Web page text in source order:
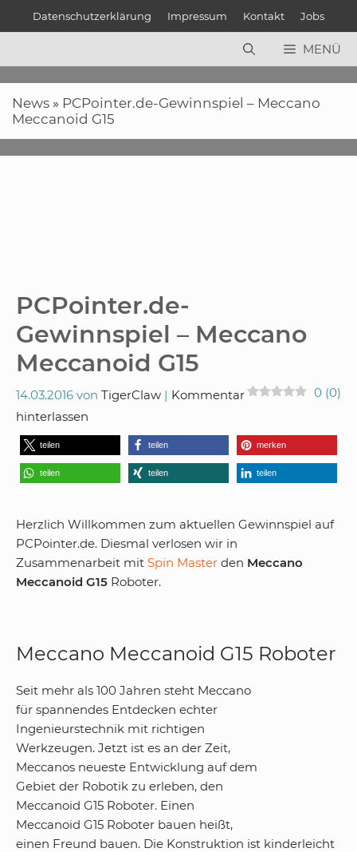
Datenschutzerklärung Impressum Kontakt Jobs
MENÜ
News » PCPointer.de-Gewinnspiel – Meccano
Meccanoid G15
PCPointer.de-
Gewinnspiel – Meccano
Meccanoid G15
14.03.2016 von TigerClaw 0 (0)
Kommentar
hinterlassen
teilen teilen merken
teilen teilen teilen
Herzlich Willkommen zum aktuellen Gewinnspiel auf
PCPointer.de. Diesmal verlosen wir in
Zusammenarbeit mit Spin Master den Meccano
Meccanoid G15 Roboter.
Meccano Meccanoid G15 Roboter
Seit mehr als 100 Jahren steht Meccano
für spannendes Entdecken echter
Ingenieurstechnik mit richtigen
Werkzeugen. Jetzt ist es an der Zeit,
Meccanos neueste Entwicklung auf dem
Gebiet der Robotik zu erleben, den
Meccanoid G15 Roboter. Einen
Meccanoid G15 Roboter bauen heißt,
einen Freund bauen. Die Konstruktion ist kinderleicht